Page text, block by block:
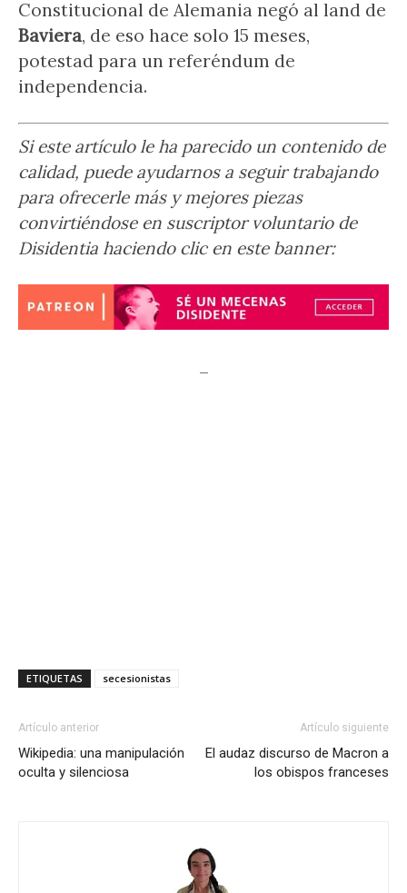
Constitucional de Alemania negó al land de
Baviera, de eso hace solo 15 meses,
potestad para un referéndum de
independencia.
Si este artículo le ha parecido un contenido de
calidad, puede ayudarnos a seguir trabajando
para ofrecerle más y mejores piezas
convirtiéndose en suscriptor voluntario de
Disidentia haciendo clic en este banner:
–
ETIQUETAS secesionistas
Artículo anterior
Wikipedia: una manipulación
oculta y silenciosa
Artículo siguiente
El audaz discurso de Macron a
los obispos franceses